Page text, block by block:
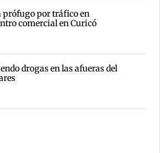
prófugo por tráfico en
comercial en Curicó
drogas en las afueras del